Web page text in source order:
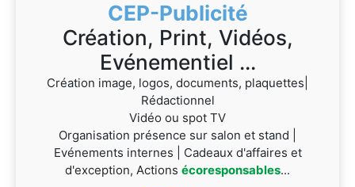
CEP-Publicité
Création, Print, Vidéos,
Evénementiel ...
Création image, logos, documents, plaquettes|
Rédactionnel
Vidéo ou spot TV
Organisation présence sur salon et stand |
Evénements internes | Cadeaux d'affaires et
d'exception, Actions écoresponsables...